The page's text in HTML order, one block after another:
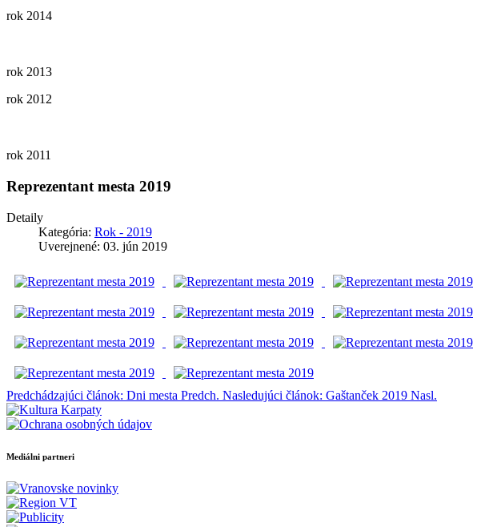
rok 2014
rok 2013
rok 2012
rok 2011
Reprezentant mesta 2019
Detaily
Kategória: Rok - 2019
Uverejnené: 03. jún 2019
Predchádzajúci článok: Dni mesta Predch. Nasledujúci článok: Gaštanček 2019 Nasl.
Mediálni partneri